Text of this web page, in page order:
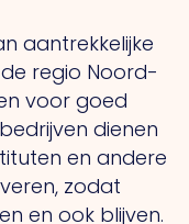
aantrekkelijke
regio Noord-
voor goed
dienen
en andere
zodat
en ook blijven.